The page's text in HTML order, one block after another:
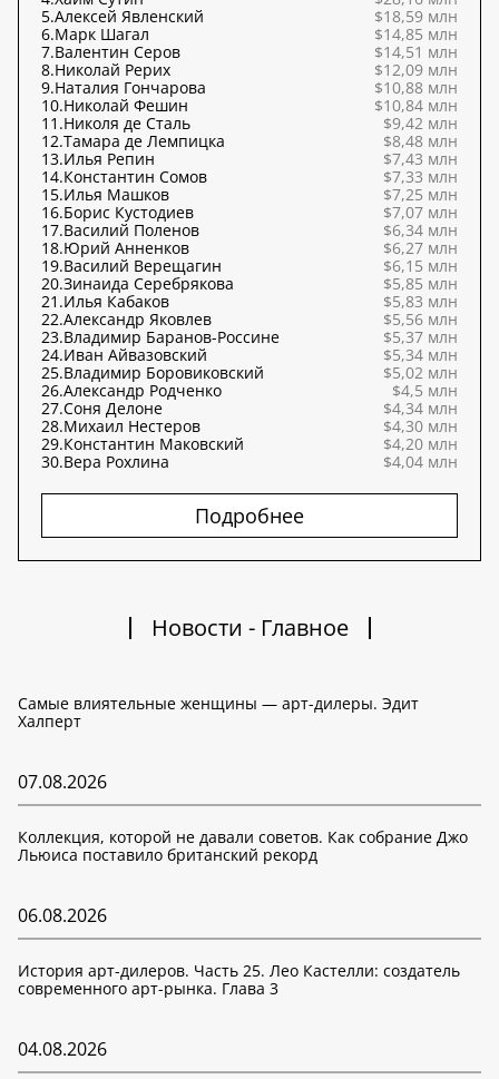
5.Алексей Явленский
$18,59 млн
6.Марк Шагал
$14,85 млн
7.Валентин Серов
$14,51 млн
8.Николай Рерих
$12,09 млн
9.Наталия Гончарова
$10,88 млн
10.Николай Фешин
$10,84 млн
11.Николя де Сталь
$9,42 млн
12.Тамара де Лемпицка
$8,48 млн
13.Илья Репин
$7,43 млн
14.Константин Сомов
$7,33 млн
15.Илья Машков
$7,25 млн
16.Борис Кустодиев
$7,07 млн
17.Василий Поленов
$6,34 млн
18.Юрий Анненков
$6,27 млн
19.Василий Верещагин
$6,15 млн
20.Зинаида Серебрякова
$5,85 млн
21.Илья Кабаков
$5,83 млн
22.Александр Яковлев
$5,56 млн
23.Владимир Баранов-Россине
$5,37 млн
24.Иван Айвазовский
$5,34 млн
25.Владимир Боровиковский
$5,02 млн
26.Александр Родченко
$4,5 млн
27.Соня Делоне
$4,34 млн
28.Михаил Нестеров
$4,30 млн
29.Константин Маковский
$4,20 млн
30.Вера Рохлина $4,04 млн
Подробнее
Новости - Главное
Самые влиятельные женщины — арт-дилеры. Эдит
Халперт
07.08.2026
Коллекция, которой не давали советов. Как собрание Джо
Льюиса поставило британский рекорд
06.08.2026
История арт-дилеров. Часть 25. Лео Кастелли: создатель
современного арт-рынка. Глава 3
04.08.2026